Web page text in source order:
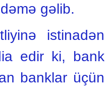
gəlib.
istinadən
edir ki, bank
banklar üçün